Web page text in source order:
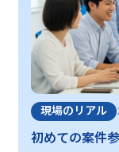
現場のリアル
初めての案件